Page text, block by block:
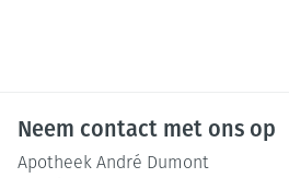
Neem contact met ons op
Apotheek André Dumont